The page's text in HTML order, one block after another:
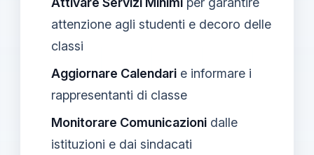
attenzione agli studenti e decoro delle
classi
Aggiornare Calendari e informare i
rappresentanti di classe
Monitorare Comunicazioni dalle
istituzioni e dai sindacati